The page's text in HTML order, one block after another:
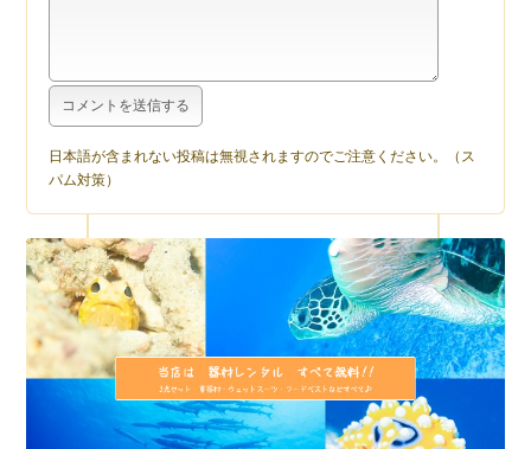
日本語が含まれない投稿は無視されますのでご注意ください。（ス
パム対策）